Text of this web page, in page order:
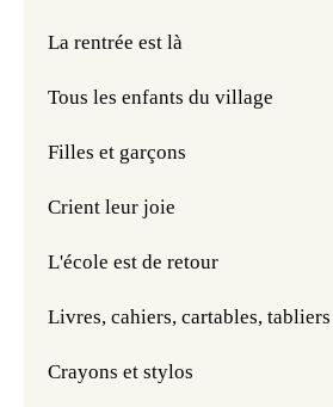
La rentrée est là
Tous les enfants du village
Filles et garçons
Crient leur joie
L'école est de retour
Livres, cahiers, cartables, tabliers
Crayons et stylos